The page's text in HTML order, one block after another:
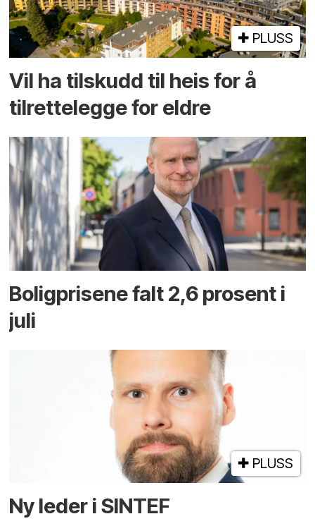
PLUSS
Vil ha tilskudd til heis for å
tilrettelegge for eldre
Boligprisene falt 2,6 prosent i
juli
PLUSS
Ny leder i SINTEF